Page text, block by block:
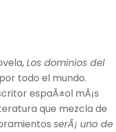
Los dominios del
todo el mundo.
espaÃ±ol mÃ¡s
que mezcla de
serÃ¡ uno de